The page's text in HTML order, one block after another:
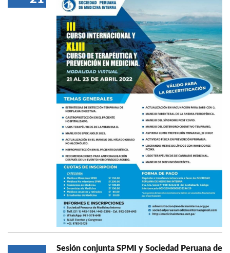
Sesión conjunta SPMI y Sociedad Peruana de